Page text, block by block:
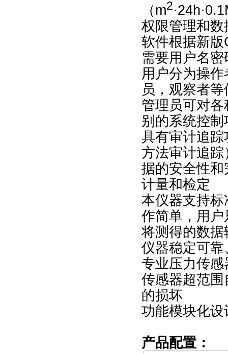
（m2
权限管理和数
软件根据新
需要用户名
用户分为操
员，观察者
管理员可对
别的系统控制
具有审计追
方法审计追
据的安全性和
计量和检定
本仪器支持
作简单，用
将测得的数
仪器稳定可
专业压力传
传感器超范
的损坏
功能模块化
产品配置：